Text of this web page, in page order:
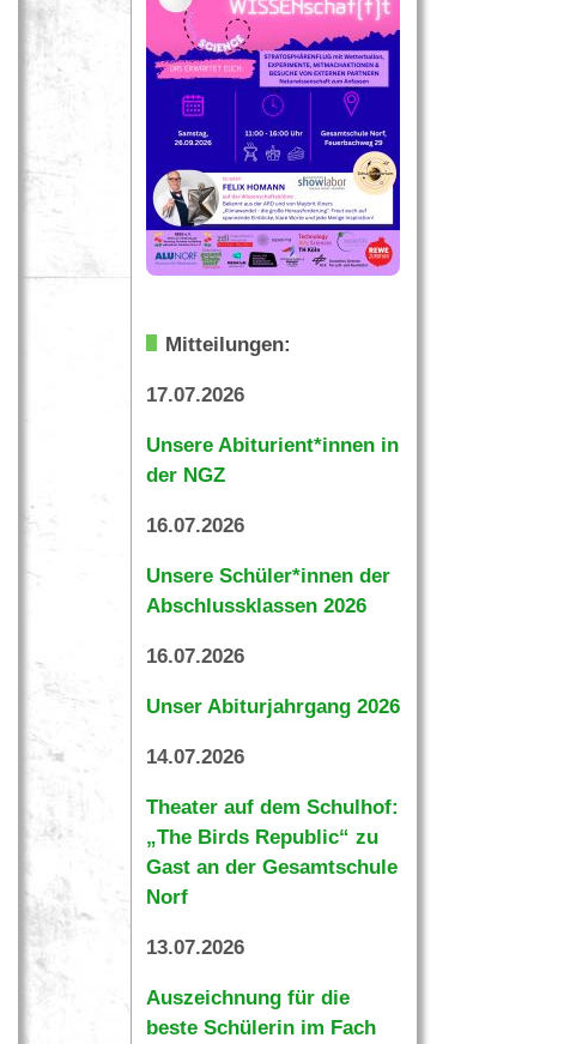
Mitteilungen:
17.07.2026
Unsere Abiturient*innen in
der NGZ
16.07.2026
Unsere Schüler*innen der
Abschlussklassen 2026
16.07.2026
Unser Abiturjahrgang 2026
14.07.2026
Theater auf dem Schulhof:
„The Birds Republic“ zu
Gast an der Gesamtschule
Norf
13.07.2026
Auszeichnung für die
beste Schülerin im Fach